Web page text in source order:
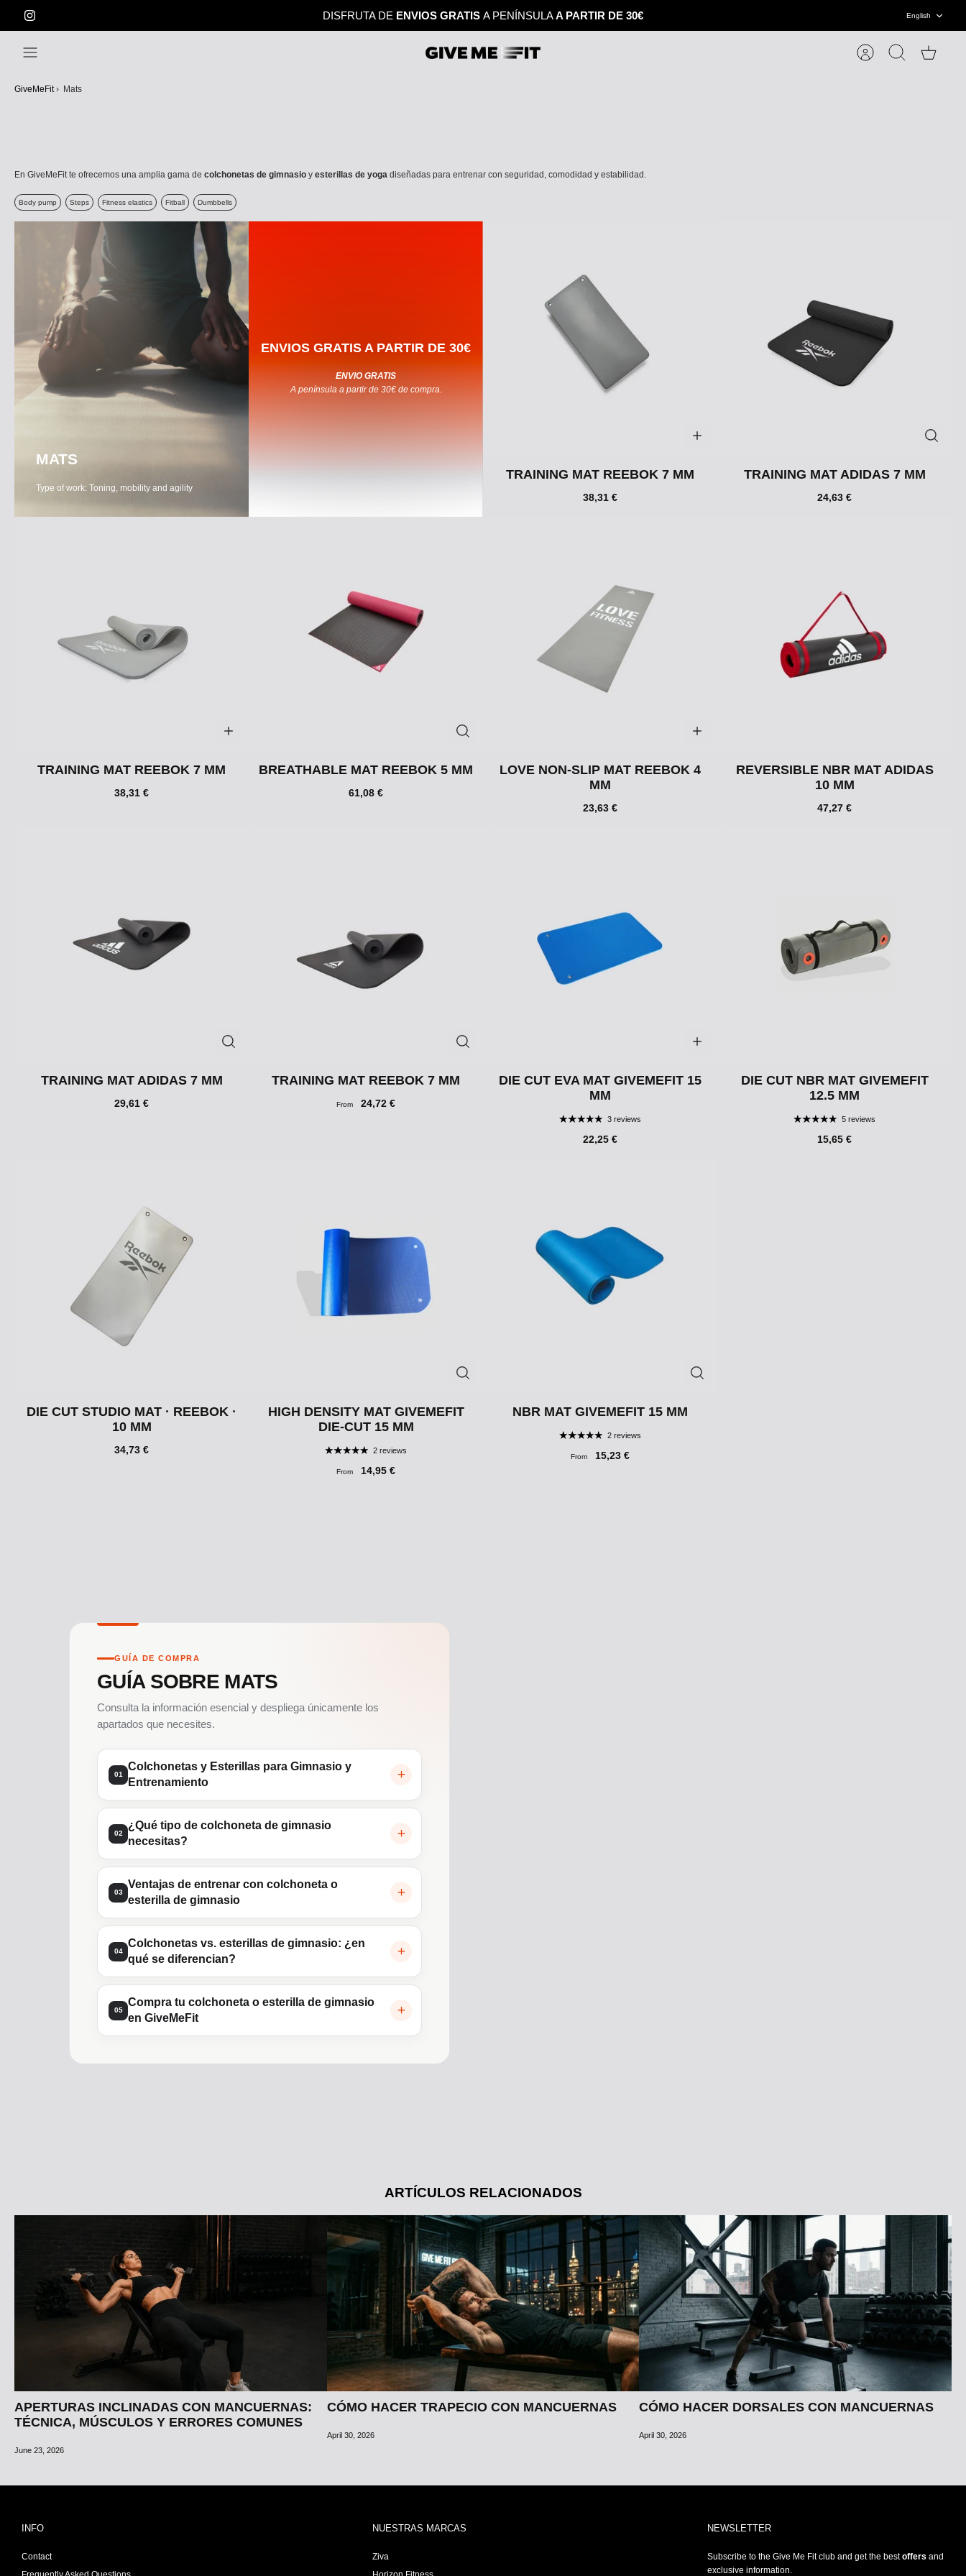
content
DISFRUTA DE ENVIOS GRATIS A PENÍNSULAA PARTIR DE 30€
English
Account Search Cart
GiveMeFit › Mats
En GiveMeFit te ofrecemos una amplia gama de colchonetas de gimnasio y esterillas de yoga diseñadas para entrenar con seguridad, comodidad y estabilidad.
Body pump Steps Fitness elastics Fitball Dumbbells
MATS
Type of work: Toning, mobility and agility
ENVIOS GRATIS A PARTIR DE 30€
ENVIO GRATIS
A península a partir de 30€ de compra.
TRAINING MAT REEBOK 7 MM
38,31 €
TRAINING MAT ADIDAS 7 MM
24,63 €
TRAINING MAT REEBOK 7 MM
38,31 €
BREATHABLE MAT REEBOK 5 MM
61,08 €
LOVE NON-SLIP MAT REEBOK 4
MM
23,63 €
REVERSIBLE NBR MAT ADIDAS
10 MM
47,27 €
TRAINING MAT ADIDAS 7 MM
29,61 €
TRAINING MAT REEBOK 7 MM
From 24,72 €
DIE CUT EVA MAT GIVEMEFIT 15
MM
3 reviews
22,25 €
DIE CUT NBR MAT GIVEMEFIT
12.5 MM
5 reviews
15,65 €
DIE CUT STUDIO MAT · REEBOK ·
10 MM
34,73 €
HIGH DENSITY MAT GIVEMEFIT
DIE-CUT 15 MM
2 reviews
From 14,95 €
NBR MAT GIVEMEFIT 15 MM
2 reviews
From 15,23 €
GUÍA DE COMPRA
GUÍA SOBRE MATS
Consulta la información esencial y despliega únicamente los
apartados que necesites.
01
Colchonetas y Esterillas para Gimnasio y
Entrenamiento
02
¿Qué tipo de colchoneta de gimnasio
necesitas?
03
Ventajas de entrenar con colchoneta o
esterilla de gimnasio
04
Colchonetas vs. esterillas de gimnasio: ¿en
qué se diferencian?
05
Compra tu colchoneta o esterilla de gimnasio
en GiveMeFit
ARTÍCULOS RELACIONADOS
APERTURAS INCLINADAS CON MANCUERNAS:
TÉCNICA, MÚSCULOS Y ERRORES COMUNES
June 23, 2026
CÓMO HACER TRAPECIO CON MANCUERNAS
April 30, 2026
CÓMO HACER DORSALES CON MANCUERNAS
April 30, 2026
INFO
Contact
NUESTRAS MARCAS
Ziva
NEWSLETTER
Subscribe to the Give Me Fit club and get the bestoffers and
exclusive information.